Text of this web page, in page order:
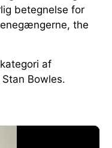
betegnelse for
the
af
Bowles.